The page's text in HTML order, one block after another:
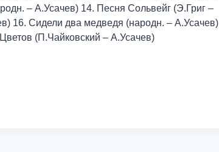
– А.Усачев) 14. Песня Сольвейг (Э.Григ –
16. Сидели два медведя (народн. – А.Усачев)
(П.Чайковский – А.Усачев)